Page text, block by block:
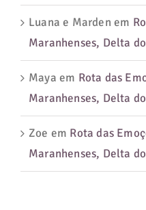
Luana e Marden em
Maranhenses, Delta
Maya em Rota das
Maranhenses, Delta
Zoe em Rota das
Maranhenses, Delta